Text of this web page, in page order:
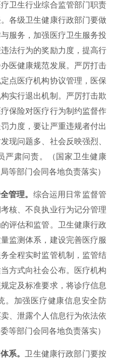
卫生行业综合监管部门职责
各级卫生健康行政部门要做
服务，加强医疗卫生服务投
法行为的奖励力度，提高行
医健康规范发展。严厉打击
点医疗机构协议管理，医保
实行退出机制。严厉打击欺
保险对医疗行为制约监督作
力度，要让严重违规者付出
现问题多、社会反映强烈、
严肃问责。（国家卫生健康
等部门会同各地负责落实）
管理。 综合运用日常监督管
核、不良执业行为记分管理
评估和监管。卫生健康行政
监测体系，建设完善医疗服
全程实时监管机制，监管结
方式向社会公布。医疗机构
定及标准要求，将诊疗信息
。加强医疗健康信息安全防
、泄露个人信息行为依法依
等部门会同各地负责落实）
系。卫生健康行政部门要按